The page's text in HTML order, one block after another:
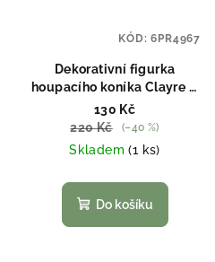
Dekorativní figurka
houpacího koníka Clayre &
Eef 6PR4967
130 Kč
220 Kč
(–40 %)
Skladem(1 ks)
Do košíku
KÓD:6PR4967